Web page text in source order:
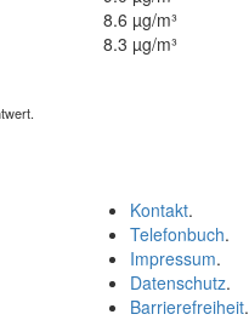
8.6 µg/m³
8.3 µg/m³
Kontakt.
Telefonbuch.
Impressum.
Datenschutz.
Barrierefreiheit.